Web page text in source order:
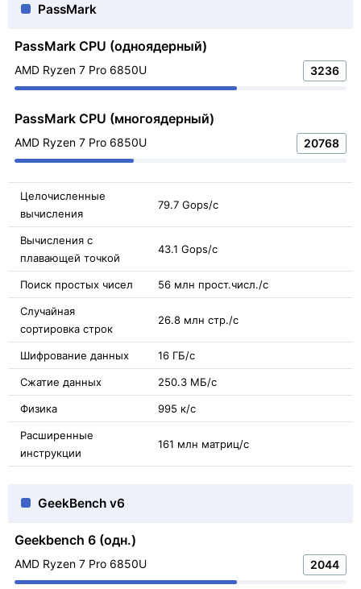
PassMark
PassMark CPU (одноядерный)
AMD Ryzen 7 Pro 6850U 3236
PassMark CPU (многоядерный)
AMD Ryzen 7 Pro 6850U 20768
Целочисленные
вычисления
79.7 Gops/с
Вычисления с
плавающей точкой
43.1 Gops/с
Поиск простых чисел 56 млн прост.числ./с
Случайная
сортировка строк
26.8 млн стр./с
Шифрование данных 16 ГБ/с
Сжатие данных 250.3 МБ/с
Физика 995 к/с
Расширенные
инструкции
161 млн матриц/с
GeekBench v6
Geekbench 6 (одн.)
AMD Ryzen 7 Pro 6850U 2044